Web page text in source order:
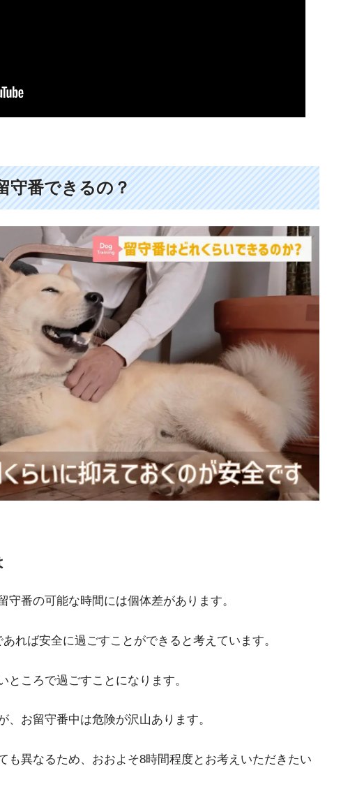
守番できるの？
番の可能な時間には個体差があります。
れば安全に過ごすことができると考えています。
ころで過ごすことになります。
、お留守番中は危険が沢山あります。
も異なるため、おおよそ8時間程度とお考えいただきたい